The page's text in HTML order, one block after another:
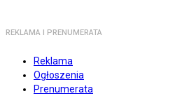
REKLAMA I PRENUMERATA
Reklama
Ogłoszenia
Prenumerata